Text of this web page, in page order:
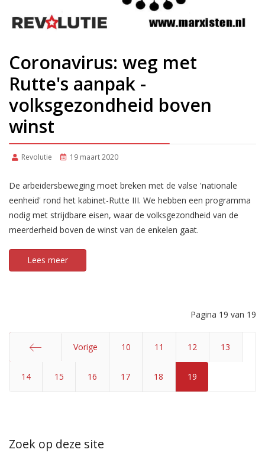
Coronavirus: weg met
Rutte's aanpak -
volksgezondheid boven
winst
Revolutie 19 maart 2020
De arbeidersbeweging moet breken met de valse 'nationale
eenheid' rond het kabinet-Rutte III. We hebben een programma
nodig met strijdbare eisen, waar de volksgezondheid van de
meerderheid boven de winst van de enkelen gaat.
Lees meer
Pagina 19 van 19
Start
Vorige 10 11 12 13
14 15 16 17 18 19
Zoek op deze site